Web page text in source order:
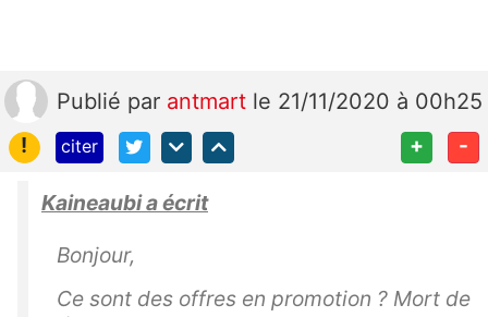
Publié par antmart le 21/11/2020 à 00h25
!
citer + -
Kaineaubi a écrit
Bonjour,
Ce sont des offres en promotion ? Mort de